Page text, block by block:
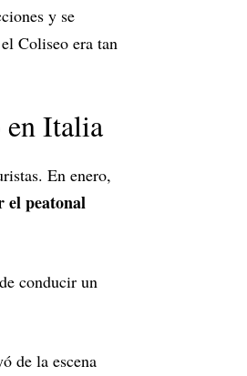
y se
Coliseo era tan
en Italia
En enero,
el peatonal
conducir un
de la escena